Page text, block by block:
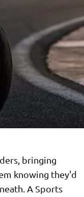
bringing
knowing they'd
A Sports